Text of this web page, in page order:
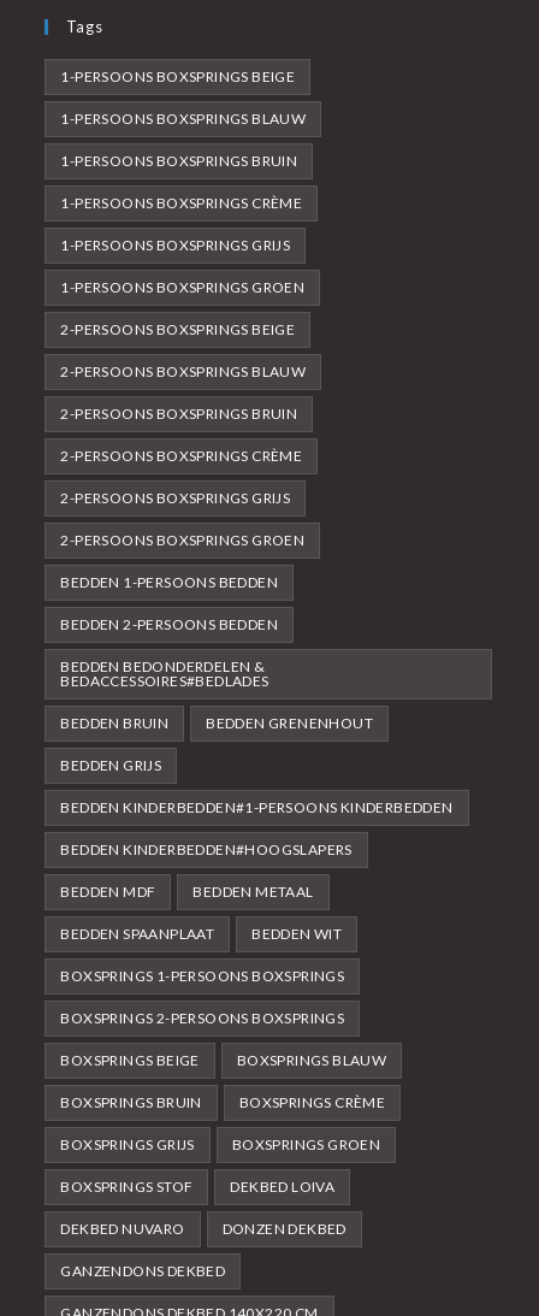
Tags
1-PERSOONS BOXSPRINGS BEIGE
1-PERSOONS BOXSPRINGS BLAUW
1-PERSOONS BOXSPRINGS BRUIN
1-PERSOONS BOXSPRINGS CRÈME
1-PERSOONS BOXSPRINGS GRIJS
1-PERSOONS BOXSPRINGS GROEN
2-PERSOONS BOXSPRINGS BEIGE
2-PERSOONS BOXSPRINGS BLAUW
2-PERSOONS BOXSPRINGS BRUIN
2-PERSOONS BOXSPRINGS CRÈME
2-PERSOONS BOXSPRINGS GRIJS
2-PERSOONS BOXSPRINGS GROEN
BEDDEN 1-PERSOONS BEDDEN
BEDDEN 2-PERSOONS BEDDEN
BEDDEN BEDONDERDELEN &
BEDACCESSOIRES#BEDLADES
BEDDEN BRUIN BEDDEN GRENENHOUT
BEDDEN GRIJS
BEDDEN KINDERBEDDEN#1-PERSOONS KINDERBEDDEN
BEDDEN KINDERBEDDEN#HOOGSLAPERS
BEDDEN MDF BEDDEN METAAL
BEDDEN SPAANPLAAT BEDDEN WIT
BOXSPRINGS 1-PERSOONS BOXSPRINGS
BOXSPRINGS 2-PERSOONS BOXSPRINGS
BOXSPRINGS BEIGE BOXSPRINGS BLAUW
BOXSPRINGS BRUIN BOXSPRINGS CRÈME
BOXSPRINGS GRIJS BOXSPRINGS GROEN
BOXSPRINGS STOF DEKBED LOIVA
DEKBED NUVARO DONZEN DEKBED
GANZENDONS DEKBED